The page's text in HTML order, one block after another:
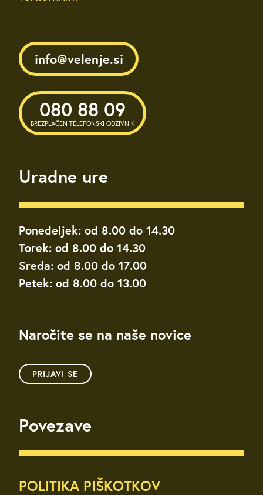
info@velenje.si
080 88 09
BREZPLAČEN TELEFONSKI ODZIVNIK
Uradne ure
Ponedeljek: od 8.00 do 14.30
Torek: od 8.00 do 14.30
Sreda: od 8.00 do 17.00
Petek: od 8.00 do 13.00
Naročite se na naše novice
PRIJAVI SE
Povezave
POLITIKA PIŠKOTKOV